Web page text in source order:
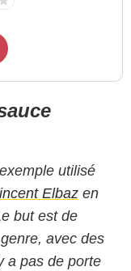
utilisé
Elbaz en
but est de
avec des
a pas de porte